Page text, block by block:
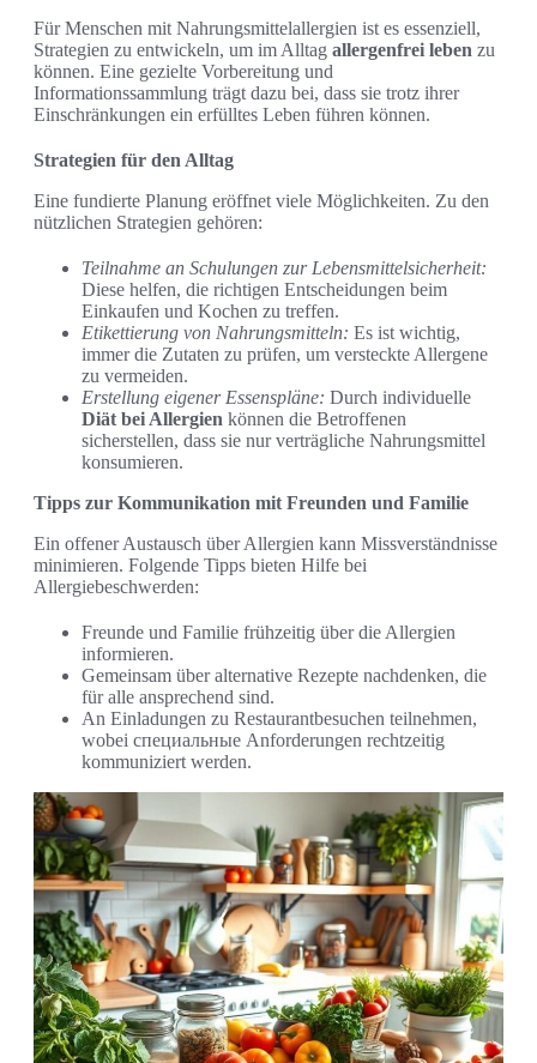
Für Menschen mit Nahrungsmittelallergien ist es essenziell,
Strategien zu entwickeln, um im Alltag allergenfrei leben zu
können. Eine gezielte Vorbereitung und
Informationssammlung trägt dazu bei, dass sie trotz ihrer
Einschränkungen ein erfülltes Leben führen können.
Strategien für den Alltag
Eine fundierte Planung eröffnet viele Möglichkeiten. Zu den
nützlichen Strategien gehören:
Teilnahme an Schulungen zur Lebensmittelsicherheit:
Diese helfen, die richtigen Entscheidungen beim
Einkaufen und Kochen zu treffen.
Etikettierung von Nahrungsmitteln: Es ist wichtig,
immer die Zutaten zu prüfen, um versteckte Allergene
zu vermeiden.
Erstellung eigener Essenspläne: Durch individuelle
Diät bei Allergien können die Betroffenen
sicherstellen, dass sie nur verträgliche Nahrungsmittel
konsumieren.
Tipps zur Kommunikation mit Freunden und Familie
Ein offener Austausch über Allergien kann Missverständnisse
minimieren. Folgende Tipps bieten Hilfe bei
Allergiebeschwerden:
Freunde und Familie frühzeitig über die Allergien
informieren.
Gemeinsam über alternative Rezepte nachdenken, die
für alle ansprechend sind.
An Einladungen zu Restaurantbesuchen teilnehmen,
wobei специальные Anforderungen rechtzeitig
kommuniziert werden.